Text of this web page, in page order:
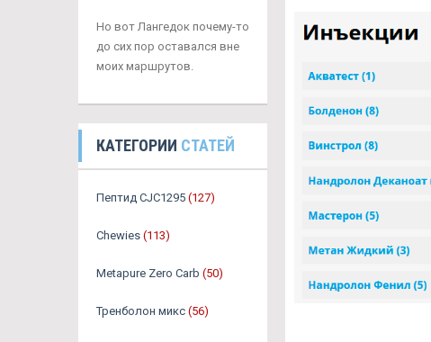
Но вот Лангедок почему-то
до сих пор оставался вне
моих маршрутов.
КАТЕГОРИИ СТАТЕЙ
Пептид CJC1295 (127)
Chewies (113)
Metapure Zero Carb (50)
Тренболон микс (56)